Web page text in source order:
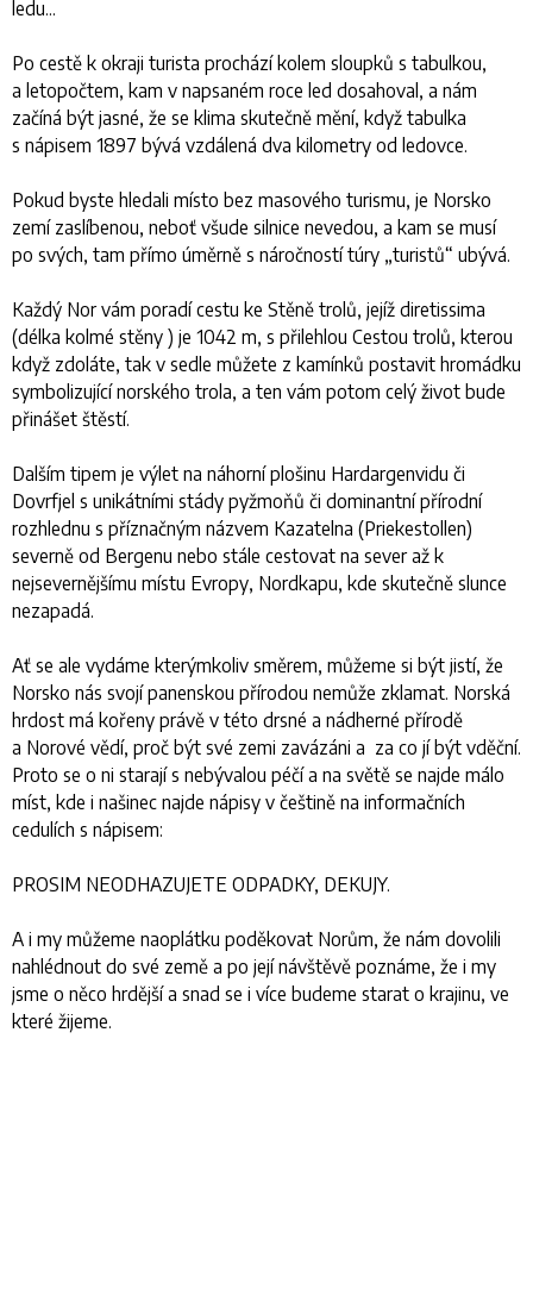
ledu...
Po cestě k okraji turista prochází kolem sloupků s tabulkou,
a letopočtem, kam v napsaném roce led dosahoval, a nám
začíná být jasné, že se klima skutečně mění, když tabulka
s nápisem 1897 bývá vzdálená dva kilometry od ledovce.
Pokud byste hledali místo bez masového turismu, je Norsko
zemí zaslíbenou, neboť všude silnice nevedou, a kam se musí
po svých, tam přímo úměrně s náročností túry „turistů“ ubývá.
Každý Nor vám poradí cestu ke Stěně trolů, jejíž diretissima
(délka kolmé stěny ) je 1042 m, s přilehlou Cestou trolů, kterou
když zdoláte, tak v sedle můžete z kamínků postavit hromádku
symbolizující norského trola, a ten vám potom celý život bude
přinášet štěstí.
Dalším tipem je výlet na náhorní plošinu Hardargenvidu či
Dovrfjel s unikátními stády pyžmoňů či dominantní přírodní
rozhlednu s příznačným názvem Kazatelna (Priekestollen)
severně od Bergenu nebo stále cestovat na sever až k
nejsevernějšímu místu Evropy, Nordkapu, kde skutečně slunce
nezapadá.
Ať se ale vydáme kterýmkoliv směrem, můžeme si být jistí, že
Norsko nás svojí panenskou přírodou nemůže zklamat. Norská
hrdost má kořeny právě v této drsné a nádherné přírodě
a Norové vědí, proč být své zemi zavázáni a za co jí být vděční.
Proto se o ni starají s nebývalou péčí a na světě se najde málo
míst, kde i našinec najde nápisy v češtině na informačních
cedulích s nápisem:
PROSIM NEODHAZUJETE ODPADKY, DEKUJY.
A i my můžeme naoplátku poděkovat Norům, že nám dovolili
nahlédnout do své země a po její návštěvě poznáme, že i my
jsme o něco hrdější a snad se i více budeme starat o krajinu, ve
které žijeme.